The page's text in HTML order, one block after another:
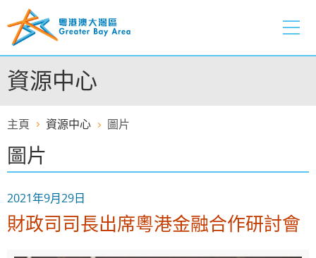
至
容
的
開
資源中心
主頁 資源中心 圖片
圖片
2021年9月29日
財政司司長出席粵港金融合作研討會